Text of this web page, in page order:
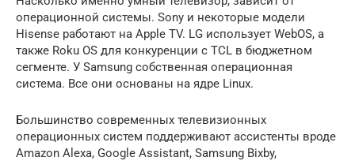
операционной системы. Sony и некоторые модели
Hisense работают на Apple TV. LG использует WebOS, а
также Roku OS для конкуренции с TCL в бюджетном
сегменте. У Samsung собственная операционная
система. Все они основаны на ядре Linux.
Большинство современных телевизионных
операционных систем поддерживают ассистенты вроде
Amazon Alexa, Google Assistant, Samsung Bixby,